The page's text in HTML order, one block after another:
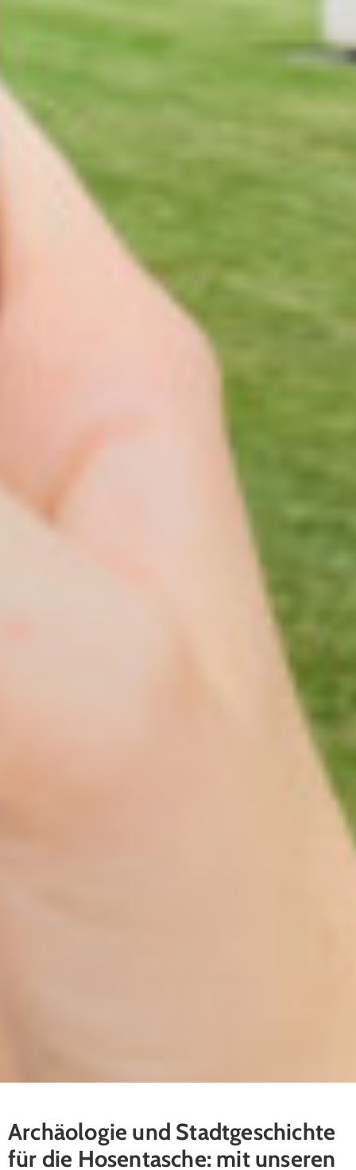
Archäologie und Stadtgeschichte
für die Hosentasche: mit unseren